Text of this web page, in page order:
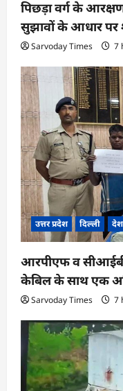
पिछड़ा वर्ग के
सुझावों के आधार पर
Sarvoday Times 7
उत्तर प्रदेश दिल्ली देश
आरपीएफ व सीआईबी
केबिल के साथ एक
Sarvoday Times 7